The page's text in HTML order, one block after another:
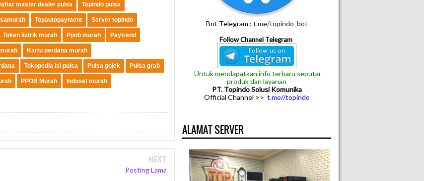
master dealer pulsa Topindo pulsa
Topautopayment Server topindo
Token listrik murah Ppob murah Paytrend
Kartu perdana murah
Tokopedia isi pulsa Pulsa gojek Pulsa grab
PPOB Murah Indosat murah
NEXT
Posting Lama
Bot Telegram : t.me/topindo_bot
Follow Channel Telegram
Untuk mendapatkan info terbaru seputar
produk dan layanan
PT. Topindo Solusi Komunika
Official Channel >> t.me//topindo
ALAMAT SERVER